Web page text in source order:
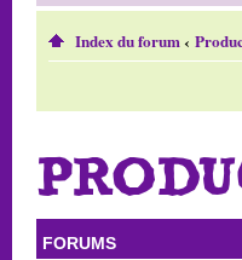
Index du forum‹
FORUMS